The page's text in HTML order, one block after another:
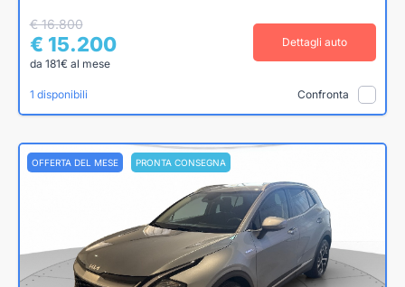
€ 16.800
€ 15.200
da 181€ al mese
Dettagli auto
1 disponibili Confronta
OFFERTA DEL MESE PRONTA CONSEGNA